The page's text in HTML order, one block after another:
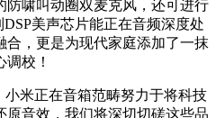
防啸叫动圈双麦克风，还可进行
美声芯片能正在音频深度处
，更是为现代家庭添加了一抹
校！
米正在音箱范畴努力于将科技
音效，我们将深切切磋这些品